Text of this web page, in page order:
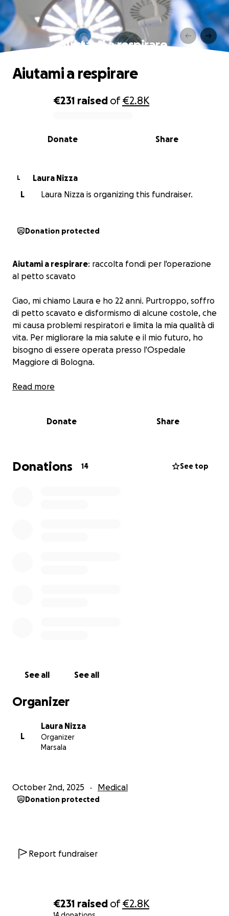
€231 raised of€2.8K
Aiutami a respirare
0% complete
€231 raised of€2.8K
Share
Donate
Aiutami a respirare
L
Laura Nizza
L
Laura Nizza is organizing this fundraiser.
Donation protected
Aiutami a respirare: raccolta fondi per l'operazione
al petto scavato
Ciao, mi chiamo Laura e ho 22 anni. Purtroppo, soffro
di petto scavato e disformismo di alcune costole, che
mi causa problemi respiratori e limita la mia qualità di
vita. Per migliorare la mia salute e il mio futuro, ho
bisogno di essere operata presso l'Ospedale
Maggiore di Bologna.
Tuttavia, i costi relativi, alle visite pre e post-
mia famiglia. Ecco perché ho aperto questa raccolta
Ogni donazione, grande o piccola che sia, sarà
Read more
Donate Share
Donations 14 See top
See all See all
Organizer
L
Laura Nizza
Organizer
Marsala
October 2nd, 2025 Medical
Donation protected
Report fundraiser